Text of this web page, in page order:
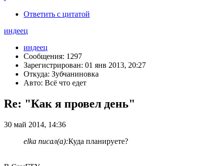
Ответить с цитатой
индеец
индеец
Сообщения: 1297
Зарегистрирован: 01 янв 2013, 20:27
Откуда: Зубчаниновка
Авто: Всё что едет
Re: "Как я провел день"
30 май 2014, 14:36
elka писал(а):Куда планируете?